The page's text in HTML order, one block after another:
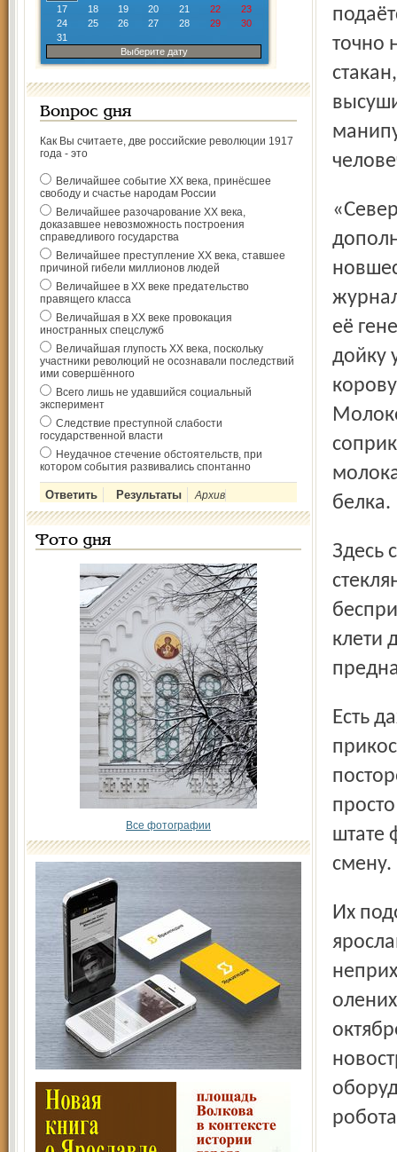
17
18 19 20 21 22
23
24
25 26 27 28 29
30
31
Выберите дату
Вопрос дня
Как Вы считаете, две российские революции 1917
года - это
Величайшее событие ХХ века, принёсшее
свободу и счастье народам России
Величайшее разочарование ХХ века,
доказавшее невозможность построения
справедливого государства
Величайшее преступление ХХ века, ставшее
причиной гибели миллионов людей
Величайшее в ХХ веке предательство
правящего класса
Величайшая в ХХ веке провокация
иностранных спецслужб
Величайшая глупость ХХ века, поскольку
участники революций не осознавали последствий
ими совершённого
Всего лишь не удавшийся социальный
эксперимент
Следствие преступной слабости
государственной власти
Неудачное стечение обстоятельств, при
котором события развивались спонтанно
Архив
Фото дня
Все фотографии
точно
«Северный край» ещё вернётся к этой теме. А пока
её
дойку
белка.
Здесь светло и просторно. По всей длине крыши устроены
клети
Есть даже автоматические щётки для массажа, одного
штате
смену.
Их подопечные – около сотни наших верных, добрых